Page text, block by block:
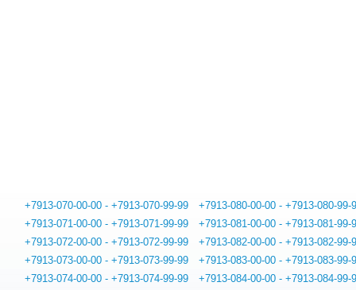
+7913-070-00-00 - +7913-070-99-99
+7913-071-00-00 - +7913-071-99-99
+7913-072-00-00 - +7913-072-99-99
+7913-073-00-00 - +7913-073-99-99
+7913-074-00-00 - +7913-074-99-99
+7913-080-00-00 - +7913-080-99-
+7913-081-00-00 - +7913-081-99-
+7913-082-00-00 - +7913-082-99-
+7913-083-00-00 - +7913-083-99-
+7913-084-00-00 - +7913-084-99-